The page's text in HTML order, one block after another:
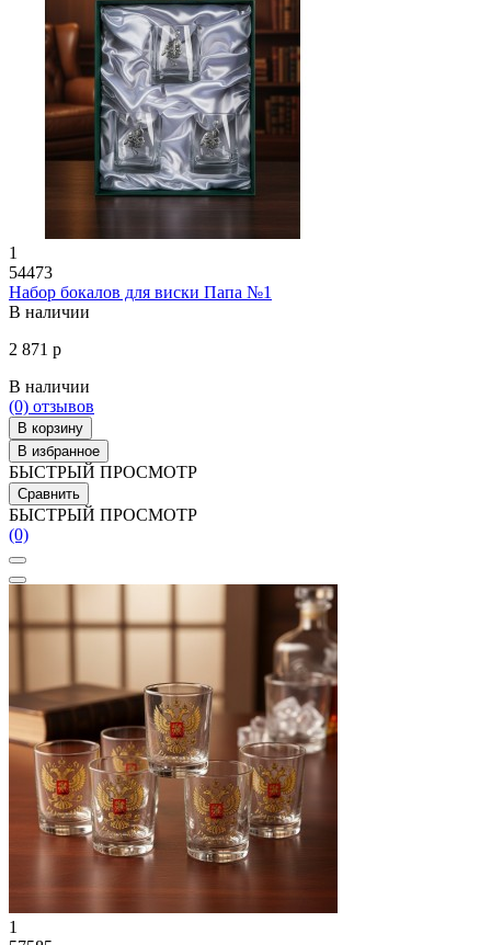
1
54473
Набор бокалов для виски Папа №1
В наличии
2 871 р
В наличии
(0) отзывов
В корзину
В избранное
БЫСТРЫЙ ПРОСМОТР
Сравнить
БЫСТРЫЙ ПРОСМОТР
(0)
1